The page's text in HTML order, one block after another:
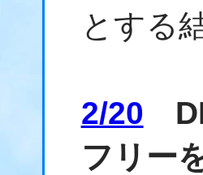
とする
2/20
フリー